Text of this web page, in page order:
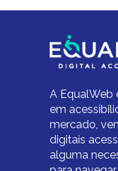
A EqualWeb
em
mercado,
digitais
alguma